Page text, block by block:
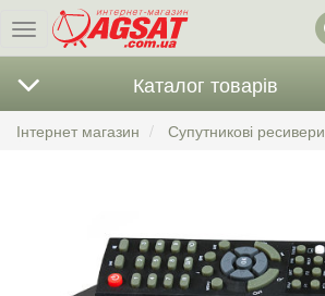
Меню
Каталог товарів
Інтернет магазин Супутникові ресивери